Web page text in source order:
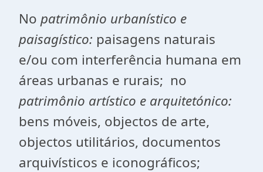
No patrimônio urbanístico e
paisagístico: paisagens naturais
e/ou com interferência humana em
áreas urbanas e rurais; no
patrimônio artístico e arquitetónico:
bens móveis, objectos de arte,
objectos utilitários, documentos
arquivísticos e iconográficos;